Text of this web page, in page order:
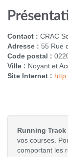
Contact : CRAC
Adresse : 55 Rue
Code postal :
Ville : Noyant et
Site Internet :
Running Track
vos courses.
comportant les